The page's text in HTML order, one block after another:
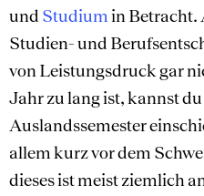
und Studium in Betracht.
Studien- und
von Leistungsdruck gar
Jahr zu lang ist, kannst
Auslandssemester
allem kurz vor dem
dieses ist meist ziemlich